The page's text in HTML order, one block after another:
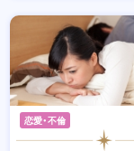
恋愛・不倫